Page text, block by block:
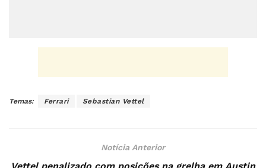
Temas: Ferrari Sebastian Vettel
Notícia Anterior